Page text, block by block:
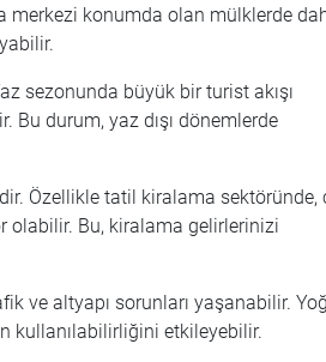
merkezi konumda olan mülklerde
sezonunda büyük bir turist akışı
Bu durum, yaz dışı dönemlerde
Özellikle tatil kiralama sektöründe,
olabilir. Bu, kiralama gelirlerinizi
ve altyapı sorunları yaşanabilir.
kullanılabilirliğini etkileyebilir.